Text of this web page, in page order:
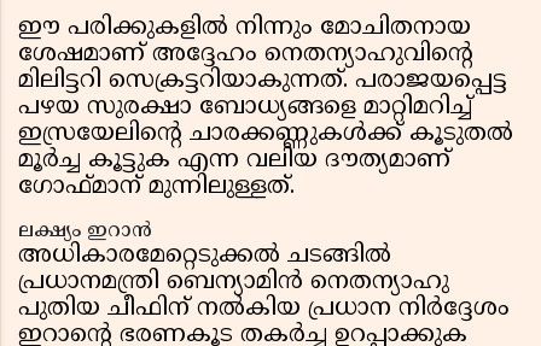
ഈ പരിക്കുകളിൽ നിന്നും മോചിതനായ
ശേഷമാണ് അദ്ദേഹം നെതന്യാഹുവിന്റെ
മിലിട്ടറി സെക്രട്ടറിയാകുന്നത്. പരാജയപ്പെട്ട
പഴയ സുരക്ഷാ ബോധ്യങ്ങളെ മാറ്റിമറിച്ച്
ഇസ്രയേലിന്റെ ചാരക്കണ്ണുകൾക്ക് കൂടുതൽ
മൂർച്ച കൂട്ടുക എന്ന വലിയ ദൗത്യമാണ്
ഗോഫ്മാന് മുന്നിലുള്ളത്.
ലക്ഷ്യം ഇറാൻ
അധികാരമേറ്റെടുക്കൽ ചടങ്ങിൽ
പ്രധാനമന്ത്രി ബെന്യാമിൻ നെതന്യാഹു
പുതിയ ചീഫിന് നൽകിയ പ്രധാന നിർദ്ദേശം
ഇറാന്റെ ഭരണകൂട തകർച്ച ഉറപ്പാക്കുക